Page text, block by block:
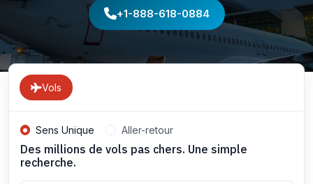
+1-888-618-0884
Vols
Sens Unique Aller-retour
Des millions de vols pas chers. Une simple
recherche.